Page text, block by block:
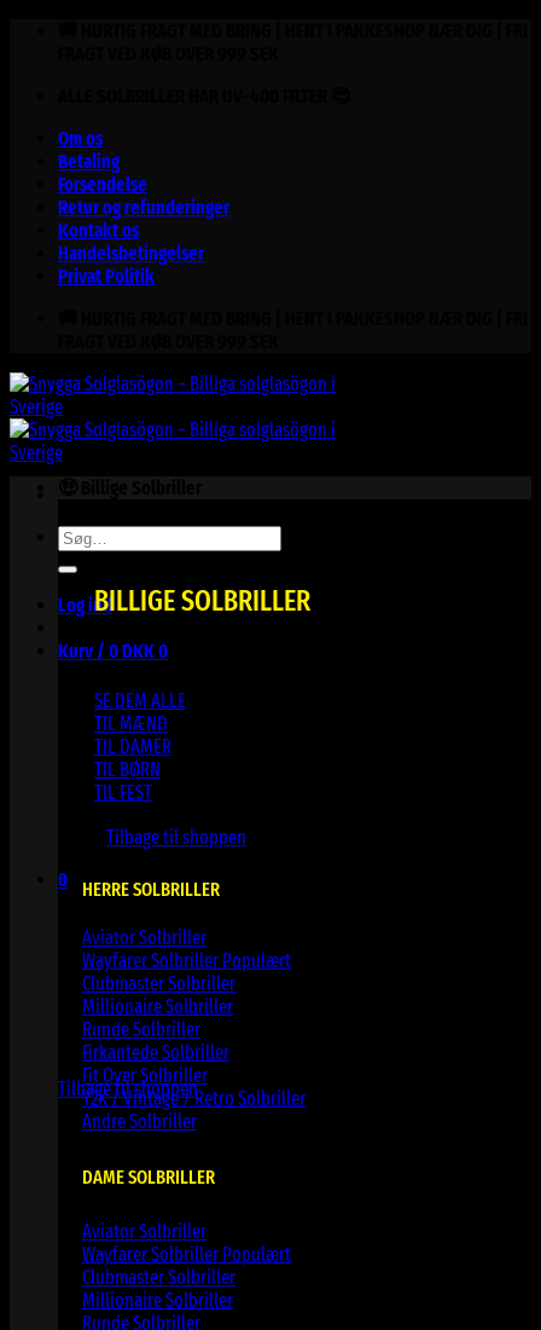
Om os
Betaling
Forsendelse
Retur og refunderinger
Kontakt os
Handelsbetingelser
Privat Politik
Søg
efter:
Log ind
Kurv / 0DKK0
Ingen varer i kurven.
Tilbage til shoppen
0
Kurv
Ingen varer i kurven.
Tilbage til shoppen
BILLIGE SOLBRILLER
SE DEM ALLE
TIL MÆND
TIL DAMER
TIL BØRN
TIL FEST
HERRE SOLBRILLER
Aviator Solbriller
Wayfarer Solbriller
Clubmaster Solbriller
Millionaire Solbriller
Runde Solbriller
Firkantede Solbriller
Fit Over Solbriller
Y2K / Vintage / Retro Solbriller
Andre Solbriller
DAME SOLBRILLER
Aviator Solbriller
Wayfarer Solbriller
Clubmaster Solbriller
Millionaire Solbriller
Runde Solbriller